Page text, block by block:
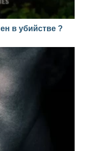
в убийстве ?